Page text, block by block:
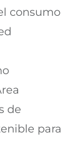
consumo
de
para